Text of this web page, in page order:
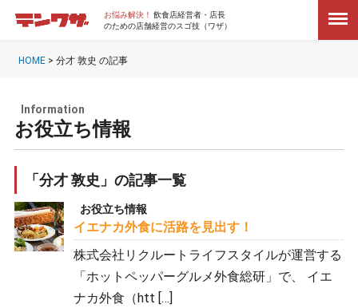
お悩み解決！ 飲食店経営者・店長
のための店舗経営のスゴ技（ワザ）
HOME> 分才 敦史 の記事
Information
お役立ち情報
「分才 敦史」の記事一覧
お役立ち情報
イエナカ外食に活路を見出す！
株式会社リクルートライフスタイルが運営する
「ホットペッパーグルメ外食総研」で、 イエ
ナカ外食（htt […]